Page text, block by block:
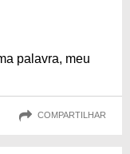
palavra, meu
COMPARTILHAR